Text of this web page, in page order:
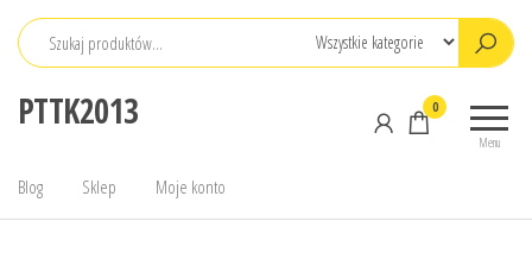
Przejdź
PTTK2013
Menu
0
Blog Sklep Moje konto